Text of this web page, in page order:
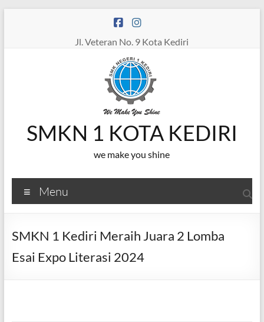
Jl. Veteran No. 9 Kota Kediri
SMKN 1 KOTA KEDIRI
we make you shine
Menu
SMKN 1 Kediri Meraih Juara 2 Lomba
Esai Expo Literasi 2024